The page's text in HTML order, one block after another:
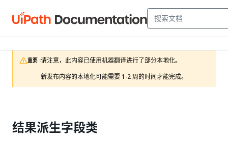
重要 :请注意，此内容已使用机器翻译进行了部分本地化。
新发布内容的本地化可能需要 1-2 周的时间才能完成。
结果派生字段类